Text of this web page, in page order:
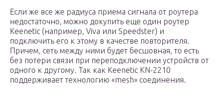
Если же все же радиуса приема сигнала от роутера
недостаточно, можно докупить еще один роутер
Keenetic (например, Viva или Speedster) и
подключить его к этому в качестве повторителя.
Причем, сеть между ними будет бесшовная, то есть
без потери связи при переподключении устройств от
одного к другому. Так как Keenetic KN-2210
поддерживает технологию «mesh» соединения.